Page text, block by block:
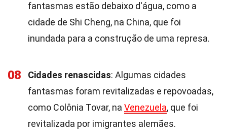
fantasmas estão debaixo d'água, como a
cidade de Shi Cheng, na China, que foi
inundada para a construção de uma represa.
08 Cidades renascidas: Algumas cidades
fantasmas foram revitalizadas e repovoadas,
como Colônia Tovar, na Venezuela, que foi
revitalizada por imigrantes alemães.